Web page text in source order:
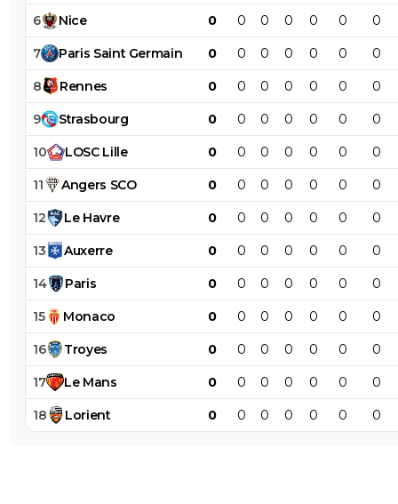
6 Nice 0 0 0 0 0 0 0
7 Paris Saint Germain 0 0 0 0 0 0 0
8 Rennes 0 0 0 0 0 0 0
9 Strasbourg 0 0 0 0 0 0 0
10 LOSC Lille 0 0 0 0 0 0 0
11 Angers SCO 0 0 0 0 0 0 0
12 Le Havre 0 0 0 0 0 0 0
13 Auxerre 0 0 0 0 0 0 0
14 Paris 0 0 0 0 0 0 0
15 Monaco 0 0 0 0 0 0 0
16 Troyes 0 0 0 0 0 0 0
17 Le Mans 0 0 0 0 0 0 0
18 Lorient 0 0 0 0 0 0 0